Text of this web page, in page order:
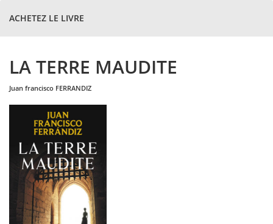
ACHETEZ LE LIVRE
LA TERRE MAUDITE
juan francisco FERRANDIZ